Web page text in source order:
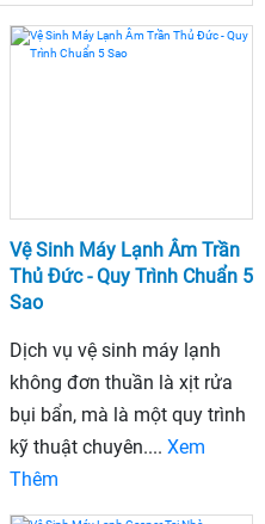
Vệ Sinh Máy Lạnh Âm Trần
Thủ Đức - Quy Trình Chuẩn 5
Sao
Dịch vụ vệ sinh máy lạnh
không đơn thuần là xịt rửa
bụi bẩn, mà là một quy trình
kỹ thuật chuyên.... Xem
Thêm